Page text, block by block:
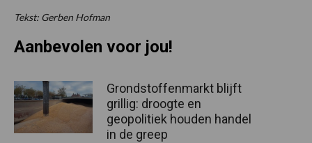
Tekst: Gerben Hofman
Aanbevolen voor jou!
Grondstoffenmarkt blijft
grillig: droogte en
geopolitiek houden handel
in de greep